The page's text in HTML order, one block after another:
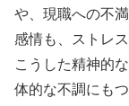
や、現職への不
感情も、ストレ
こうした精神的
体的な不調にも